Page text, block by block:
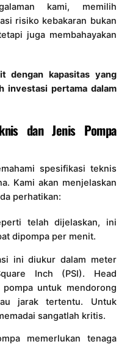
kami, memilih
risiko kebakaran bukan
juga membahayakan
dengan kapasitas yang
investasi pertama dalam
dan Jenis Pompa
spesifikasi teknis
Kami akan menjelaskan
perhatikan:
telah dijelaskan, ini
dipompa per menit.
ini diukur dalam meter
Inch (PSI). Head
pompa untuk mendorong
jarak tertentu. Untuk
sangatlah kritis.
memerlukan tenaga